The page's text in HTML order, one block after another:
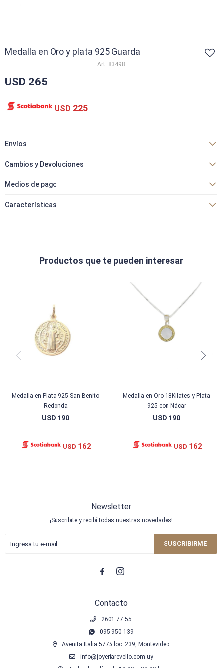
Medalla en Oro y plata 925 Guarda
83498
USD 265
USD 225
Envíos
Cambios y Devoluciones
Medios de pago
Características
Productos que te pueden interesar
Medalla en Plata 925 San Benito
Redonda
USD 190
USD 162
Medalla en Oro 18Kilates y Plata
925 con Nácar
USD 190
USD 162
Contacto
2601 77 55
095 950 139
Avenita Italia 5775 loc. 239, Montevideo
info@joyeriarevello.com.uy
Newsletter
¡Suscribite y recibí todas nuestras novedades!
SUSCRIBIRME
 